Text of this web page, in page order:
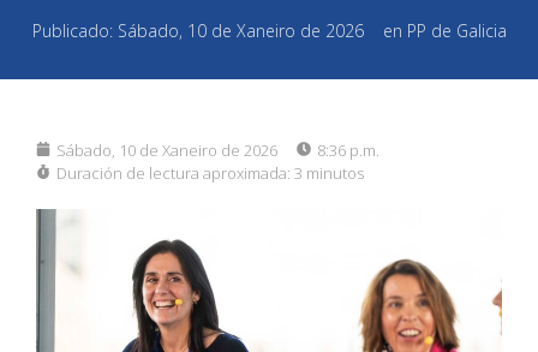
Publicado: Sábado, 10 de Xaneiro de 2026 en PP de Galicia
Sábado, 10 de Xaneiro de 2026
8:36 p.m.
Duración de lectura aproximada: 3 minutos